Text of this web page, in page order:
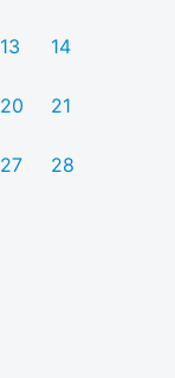
13 14
20 21
27 28